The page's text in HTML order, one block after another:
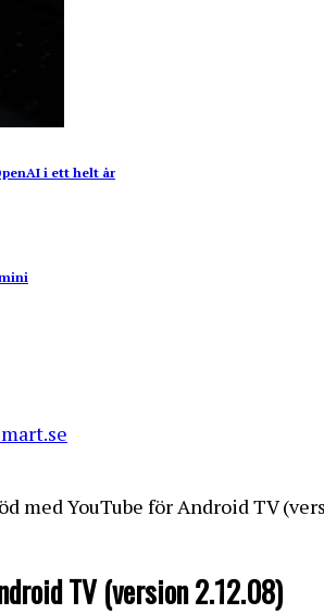
i ett helt år
med YouTube för Android TV
TV (version 2.12.08)